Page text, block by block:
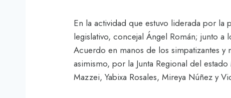
En la actividad que estuvo liderada por
legislativo, concejal Ángel Román; junto a
Acuerdo en manos de los simpatizantes y
asimismo, por la Junta Regional del
Mazzei, Yabixa Rosales, Mireya Núñez y